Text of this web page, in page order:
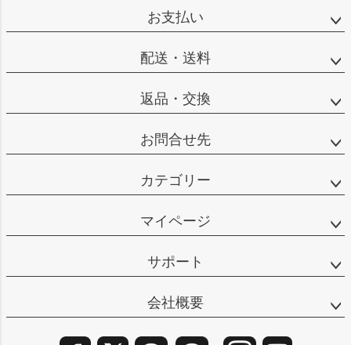
お支払い
配送・送料
返品・交換
お問合せ先
カテゴリー
マイページ
サポート
会社概要